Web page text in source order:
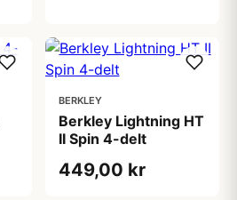
BERKLEY
Berkley Lightning HT
II Spin 4-delt
449,00 kr